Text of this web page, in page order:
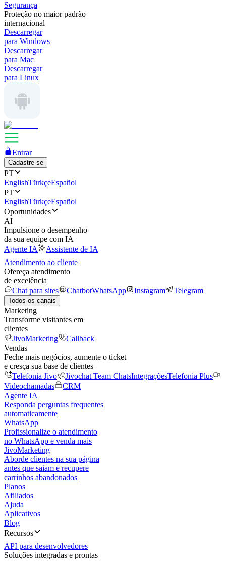
Segurança
Proteção no maior padrão
internacional
Descarregar
para Windows
Descarregar
para Mac
Descarregar
para Linux
Entrar
Cadastre-se
PT
EnglishTürkçeEspañol
PT
EnglishTürkçeEspañol
Oportunidades
AI
Impulsione o desempenho
da sua equipe com IA
Agente IA
Assistente de IA
Atendimento ao cliente
Ofereça atendimento
de excelência
Chat para sites
ChatbotWhatsApp Instagram Telegram
Todos os canais
Marketing
Transforme visitantes em
clientes
JivoMarketing
Callback
Vendas
Feche mais negócios, aumente o ticket
e cresça sua base de clientes
Telefonia Jivo
Jivochat Team ChatsIntegraçõesTelefonia Plus
Videochamadas
CRM
Agente IA
Responda perguntas frequentes
automaticamente
WhatsApp
Profissionalize o atendimento
no WhatsApp e venda mais
JivoMarketing
Aborde clientes na sua página
antes que saiam e recupere
carrinhos abandonados
Planos
Afiliados
Ajuda
Aplicativos
Blog
Recursos
API para desenvolvedores
Soluções integradas e prontas